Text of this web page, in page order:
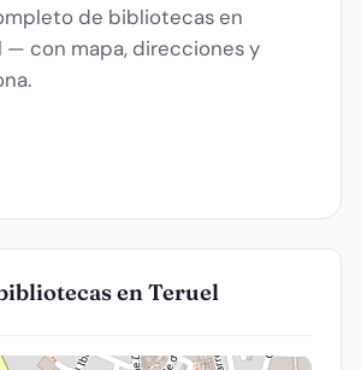
de bibliotecas en
— con mapa, direcciones y
en Teruel